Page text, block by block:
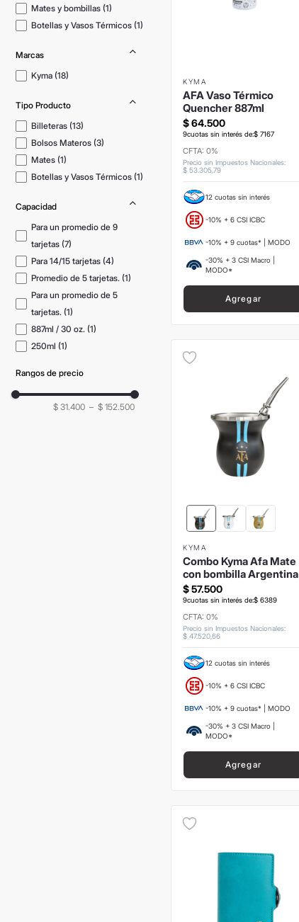
Mates y bombillas (1)
Botellas y Vasos Térmicos (1)
Marcas
Kyma (18)
Tipo Producto
Billeteras (13)
Bolsos Materos (3)
Mates (1)
Botellas y Vasos Térmicos (1)
Capacidad
Para un promedio de 9
tarjetas (7)
Para 14/15 tarjetas (4)
Promedio de 5 tarjetas. (1)
Para un promedio de 5
tarjetas. (1)
887ml / 30 oz. (1)
250ml (1)
Rangos de precio
$ 31.400 – $ 152.500
KYMA
AFA Vaso Térmico
Quencher 887ml
$64.500
9cuotas sin interés de:$ 7167
CFTA: 0%
Precio sin Impuestos Nacionales:
$ 53.305,79
12 cuotas sin interés
-10% + 6 CSI ICBC
-10% + 9 cuotas* | MODO
-30% + 3 CSI Macro |
MODO*
Agregar
KYMA
Combo Kyma Afa Mate
con bombilla Argentina
$57.500
9cuotas sin interés de:$ 6389
CFTA: 0%
Precio sin Impuestos Nacionales:
$ 47.520,66
12 cuotas sin interés
-10% + 6 CSI ICBC
-10% + 9 cuotas* | MODO
-30% + 3 CSI Macro |
MODO*
Agregar